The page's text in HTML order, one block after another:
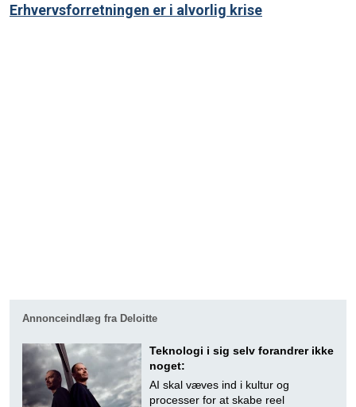
Erhvervsforretningen er i alvorlig krise
Annonceindlæg fra Deloitte
Teknologi i sig selv forandrer ikke
noget:
AI skal væves ind i kultur og
processer for at skabe reel